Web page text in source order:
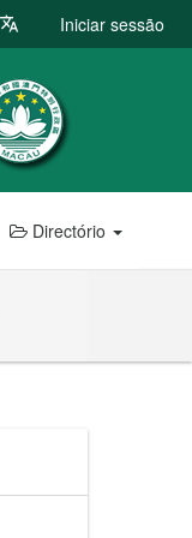
Iniciar sessão
Directório